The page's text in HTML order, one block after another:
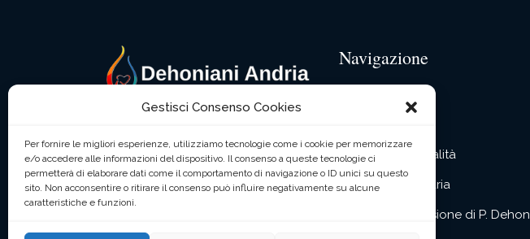
Gestisci Consenso Cookies
Per fornire le migliori esperienze, utilizziamo tecnologie come i cookie per memorizzare
e/o accedere alle informazioni del dispositivo. Il consenso a queste tecnologie ci
permetterà di elaborare dati come il comportamento di navigazione o ID unici su questo
sito. Non acconsentire o ritirare il consenso può influire negativamente su alcune
caratteristiche e funzioni.
Cuore
Via Barletta n° 387
76123 Andria (BT) | (+39) 0883592345
Navigazione
La nostra Spiritualità
L’Attività Missionaria
Spiritualità e Missione di P. Dehon